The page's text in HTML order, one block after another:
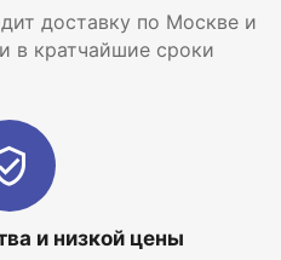
доставку по Москве и
в кратчайшие сроки
и низкой цены